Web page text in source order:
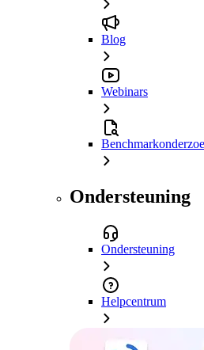
Blog
Webinars
Ondersteuning
Ondersteuning
Helpcentrum